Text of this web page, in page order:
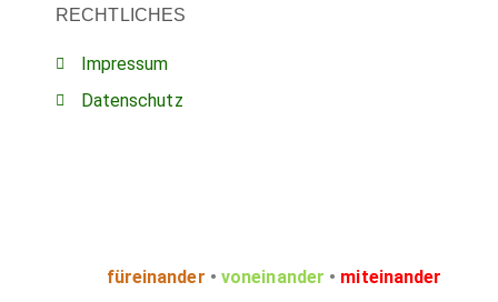
RECHTLICHES
Impressum
Datenschutz
füreinander • voneinander • miteinander